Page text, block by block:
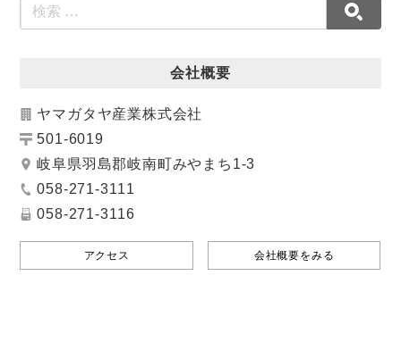
会社概要
ヤマガタヤ産業株式会社
501-6019
岐阜県羽島郡岐南町みやまち1-3
058-271-3111
058-271-3116
アクセス 会社概要をみる